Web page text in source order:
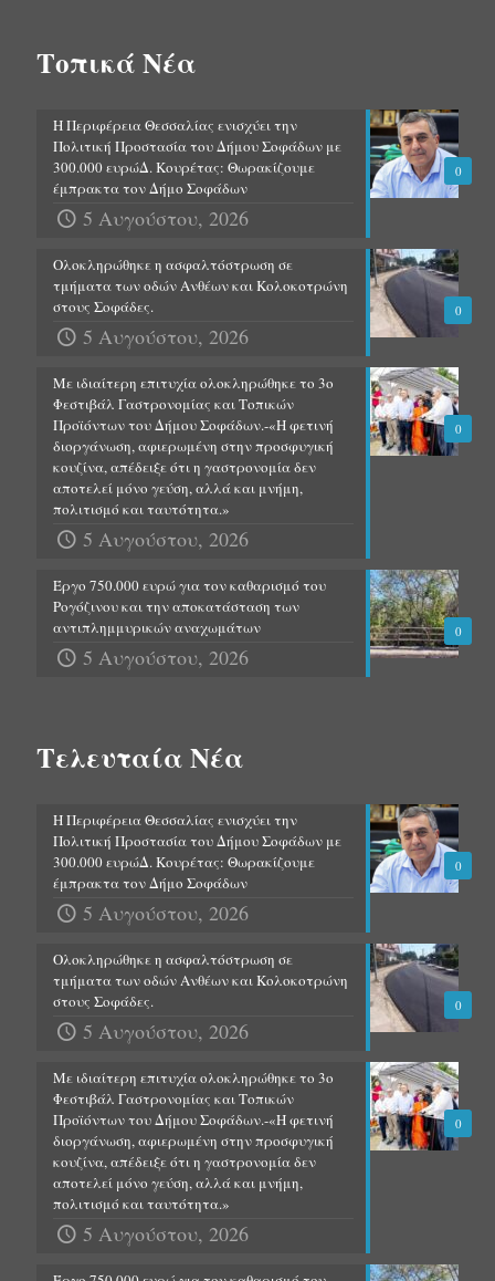
Τοπικά Νέα
0
Η Περιφέρεια Θεσσαλίας ενισχύει την
Πολιτική Προστασία του Δήμου Σοφάδων με
300.000 ευρώΔ. Κουρέτας: Θωρακίζουμε
έμπρακτα τον Δήμο Σοφάδων
5 Αυγούστου, 2026
0
Ολοκληρώθηκε η ασφαλτόστρωση σε
τμήματα των οδών Ανθέων και Κολοκοτρώνη
στους Σοφάδες.
5 Αυγούστου, 2026
0
Με ιδιαίτερη επιτυχία ολοκληρώθηκε το 3ο
Φεστιβάλ Γαστρονομίας και Τοπικών
Προϊόντων του Δήμου Σοφάδων.-«Η φετινή
διοργάνωση, αφιερωμένη στην προσφυγική
κουζίνα, απέδειξε ότι η γαστρονομία δεν
αποτελεί μόνο γεύση, αλλά και μνήμη,
πολιτισμό και ταυτότητα.»
5 Αυγούστου, 2026
0
Έργο 750.000 ευρώ για τον καθαρισμό του
Ρογόζινου και την αποκατάσταση των
αντιπλημμυρικών αναχωμάτων
5 Αυγούστου, 2026
Τελευταία Νέα
0
Η Περιφέρεια Θεσσαλίας ενισχύει την
Πολιτική Προστασία του Δήμου Σοφάδων με
300.000 ευρώΔ. Κουρέτας: Θωρακίζουμε
έμπρακτα τον Δήμο Σοφάδων
5 Αυγούστου, 2026
0
Ολοκληρώθηκε η ασφαλτόστρωση σε
τμήματα των οδών Ανθέων και Κολοκοτρώνη
στους Σοφάδες.
5 Αυγούστου, 2026
0
Με ιδιαίτερη επιτυχία ολοκληρώθηκε το 3ο
Φεστιβάλ Γαστρονομίας και Τοπικών
Προϊόντων του Δήμου Σοφάδων.-«Η φετινή
διοργάνωση, αφιερωμένη στην προσφυγική
κουζίνα, απέδειξε ότι η γαστρονομία δεν
αποτελεί μόνο γεύση, αλλά και μνήμη,
πολιτισμό και ταυτότητα.»
5 Αυγούστου, 2026